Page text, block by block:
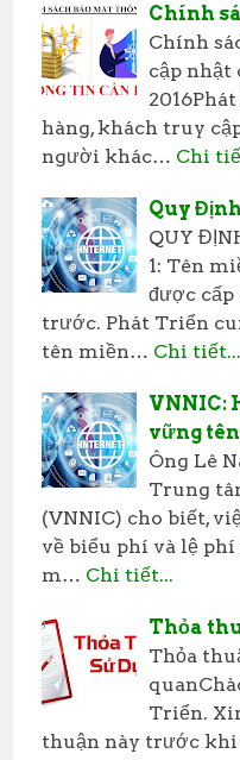
Chính
Chính
cập nhật
hàng, khách truy
người khác… Chi
Quy
QUY
1: Tên
được cấp
trước. Phát Triển
tên miền… Chi tiết...
VNNIC:
vững
Ông Lê
Trung
(VNNIC) cho biết,
về biểu phí và lệ
m… Chi tiết...
Thỏa
Thỏa
Triển.
thuận này trước khi